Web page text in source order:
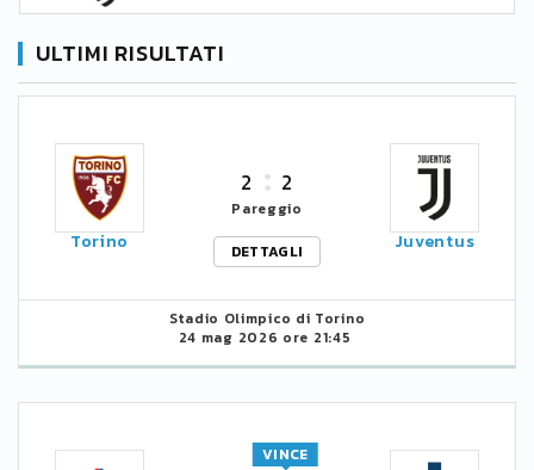
ULTIMI RISULTATI
Torino
2 2
Pareggio
DETTAGLI
Juventus
Stadio Olimpico di Torino
24 mag 2026 ore 21:45
VINCE